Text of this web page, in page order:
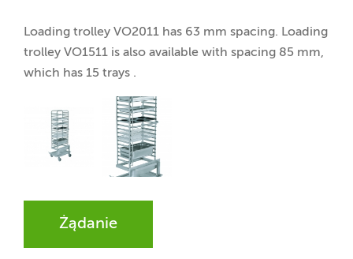
Loading trolley VO2011 has 63 mm spacing. Loading
trolley VO1511 is also available with spacing 85 mm,
which has 15 trays .
Żądanie